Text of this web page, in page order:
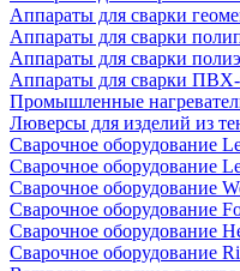
Аппараты для сварки
Аппараты для сварки
Аппараты для сварки
Аппараты для сварки
Промышленные
Люверсы для изделий из
Сварочное оборудование
Сварочное оборудование
Сварочное оборудование
Сварочное оборудование
Сварочное оборудование
Сварочное оборудование